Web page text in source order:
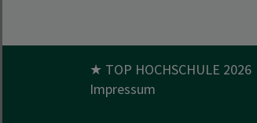
★ TOP HOCHSCHULE 2026
Impressum